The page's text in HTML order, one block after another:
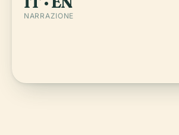
NARRAZIONE